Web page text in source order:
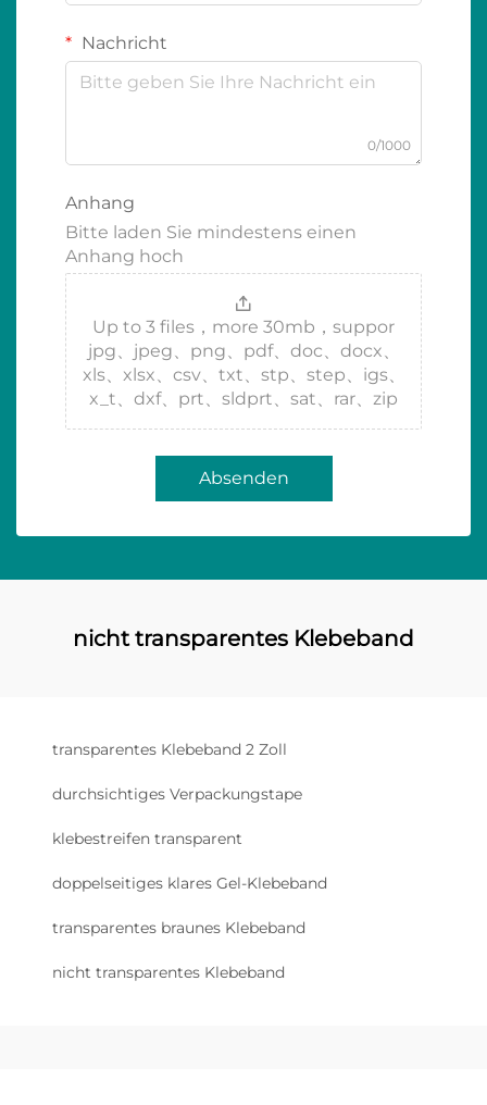
Nachricht
0/1000
Anhang
Bitte laden Sie mindestens einen
Anhang hoch
Up to 3 files，more 30mb，suppor
jpg、jpeg、png、pdf、doc、docx、
xls、xlsx、csv、txt、stp、step、igs、
x_t、dxf、prt、sldprt、sat、rar、zip
Absenden
nicht transparentes Klebeband
transparentes Klebeband 2 Zoll
durchsichtiges Verpackungstape
klebestreifen transparent
doppelseitiges klares Gel-Klebeband
transparentes braunes Klebeband
nicht transparentes Klebeband